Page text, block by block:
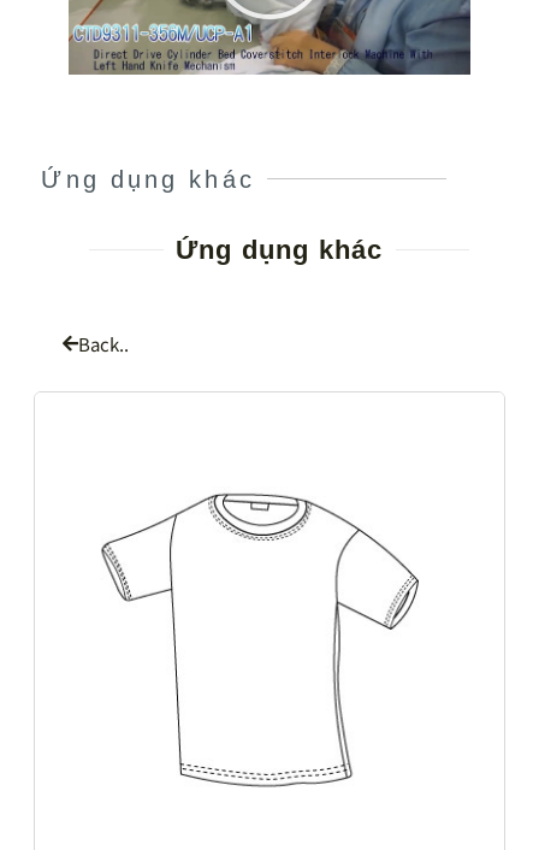
Ứng dụng khác
Ứng dụng khác
Back..